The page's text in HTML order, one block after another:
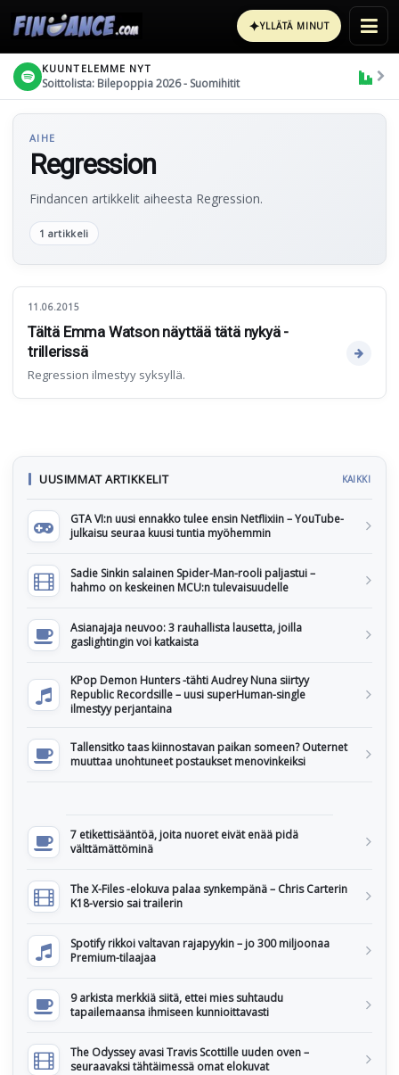
✦YLLÄTÄ MINUT
KUUNTELEMME NYT
Soittolista: Bilepoppia 2026 - Suomihitit
AIHE
Regression
Findancen artikkelit aiheesta Regression.
1 artikkeli
11.06.2015
Tältä Emma Watson näyttää tätä nykyä -
trillerissä
Regression ilmestyy syksyllä.
UUSIMMAT ARTIKKELIT KAIKKI
GTA VI:n uusi ennakko tulee ensin Netflixiin – YouTube-
julkaisu seuraa kuusi tuntia myöhemmin
Sadie Sinkin salainen Spider-Man-rooli paljastui –
hahmo on keskeinen MCU:n tulevaisuudelle
Asianajaja neuvoo: 3 rauhallista lausetta, joilla
gaslightingin voi katkaista
KPop Demon Hunters -tähti Audrey Nuna siirtyy
Republic Recordsille – uusi superHuman-single
ilmestyy perjantaina
Tallensitko taas kiinnostavan paikan someen? Outernet
muuttaa unohtuneet postaukset menovinkeiksi
7 etikettisääntöä, joita nuoret eivät enää pidä
välttämättöminä
The X-Files -elokuva palaa synkempänä – Chris Carterin
K18-versio sai trailerin
Spotify rikkoi valtavan rajapyykin – jo 300 miljoonaa
Premium-tilaajaa
9 arkista merkkiä siitä, ettei mies suhtaudu
tapailemaansa ihmiseen kunnioittavasti
The Odyssey avasi Travis Scottille uuden oven –
seuraavaksi tähtäimessä omat elokuvat